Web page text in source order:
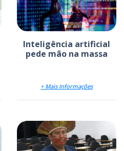
Inteligência artificial
pede mão na massa
+ Mais Informações